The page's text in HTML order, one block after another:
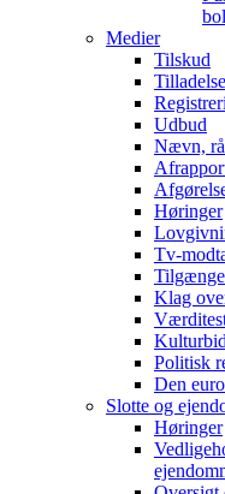
Medier
Tilskud
Udbud
Nævn,
Høringer
Tv-
Klag
Politisk
Den
Slotte og
Høringer